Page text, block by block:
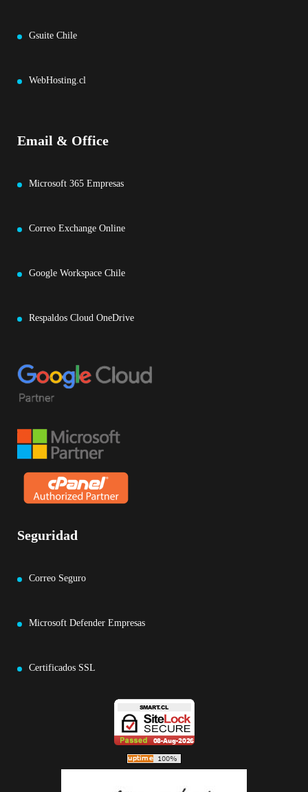
Gsuite Chile
WebHosting.cl
Email & Office
Microsoft 365 Empresas
Correo Exchange Online
Google Workspace Chile
Respaldos Cloud OneDrive
Seguridad
Correo Seguro
Microsoft Defender Empresas
Certificados SSL